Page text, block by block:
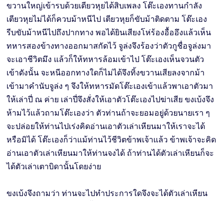
ขวานใหญ่เข้ารบด้วยเตียวหุยได้สิบเพลง โต๊ะเองทานกำลัง
เตียวหุยไม่ได้ก็ควบม้าหนีไป เตียวหุยก็ขับม้าติดตาม โต๊ะเอง
รีบขับม้าหนีไปถึงปากทาง พอได้ยินเสียงโห่ร้องอื้ออึงแล้วเห็น
ทหารสองข้างทางออกมาสกัดไว้ จูล่งจึงร้องว่าตัวกูชื่อจูล่งมา
จะเอาชีวิตมึง แล้วก็ให้ทหารล้อมเข้าไป โต๊ะเองเห็นจวนตัว
เข้าดังนั้น จะหนีออกทางใดก็ไม่ได้จึงทิ้งขวานเสียลงจากม้า
เข้ามาคำนับจูล่ง ๆ จึงให้ทหารมัดโต๊ะเองเข้าแล้วพาเอาตัวมา
ให้เล่าปี่ ณ ค่าย เล่าปี่จึงสั่งให้เอาตัวโต๊ะเองไปฆ่าเสีย ขงเบ้งจึง
ห้ามไว้แล้วถามโต๊ะเองว่า ตัวท่านถ้าจะยอมอยู่ด้วยนายเรา ๆ
จะปล่อยให้ท่านไปเร่งคิดอ่านเอาตัวเล่าเหียนมาให้เราจะได้
หรือมิได้ โต๊ะเองก็ว่าแม้ท่านไว้ชีวิตข้าพเจ้าแล้ว ข้าพเจ้าจะคิด
อ่านเอาตัวเล่าเหียนมาให้ท่านจงได้ ถ้าท่านได้ตัวเล่าเหียนก็จะ
ได้ตัวเล่าเตาบิดานั้นโดยง่าย
ขงเบ้งจึงถามว่า ท่านจะไปทำประการใดจึงจะได้ตัวเล่าเหียน